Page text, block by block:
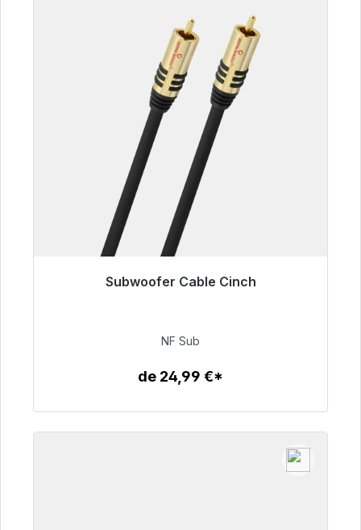
Subwoofer Cable Cinch
Listo para envío inmediato, plazo de entrega
63,99 €
NF Sub
de 24,99 €*